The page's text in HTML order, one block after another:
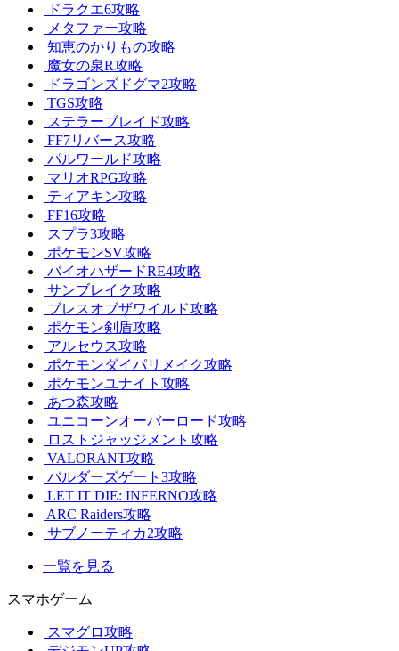
ドラクエ6攻略
メタファー攻略
知恵のかりもの攻略
魔女の泉R攻略
ドラゴンズドグマ2攻略
TGS攻略
ステラーブレイド攻略
FF7リバース攻略
パルワールド攻略
マリオRPG攻略
ティアキン攻略
FF16攻略
スプラ3攻略
ポケモンSV攻略
バイオハザードRE4攻略
サンブレイク攻略
ブレスオブザワイルド攻略
ポケモン剣盾攻略
アルセウス攻略
ポケモンダイパリメイク攻略
ポケモンユナイト攻略
あつ森攻略
ユニコーンオーバーロード攻略
ロストジャッジメント攻略
VALORANT攻略
バルダーズゲート3攻略
LET IT DIE: INFERNO攻略
ARC Raiders攻略
サブノーティカ2攻略
一覧を見る
スマホゲーム
スマグロ攻略